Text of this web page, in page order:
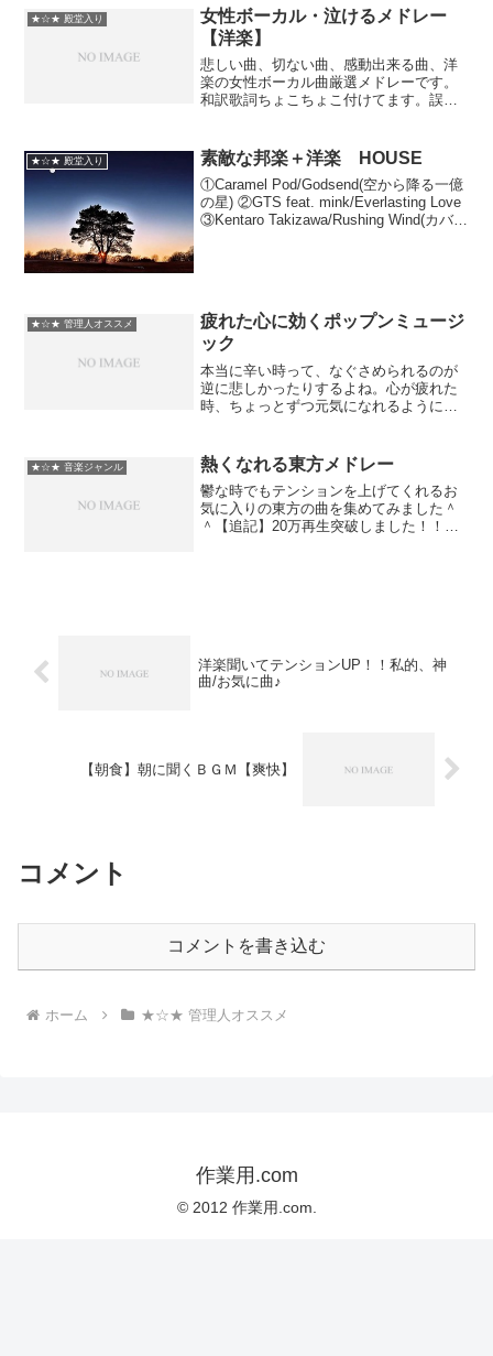
うぞ。Ｐ．Ｓ．歌...
★☆★ 殿堂入り
女性ボーカル・泣けるメドレー
【洋楽】
悲しい曲、切ない曲、感動出来る曲、洋
楽の女性ボーカル曲厳選メドレーです。
和訳歌詞ちょこちょこ付けてます。誤っ
スト≫01. A New Day Has Come /Celi...
★☆★ 殿堂入り 素敵な邦楽＋洋楽 HOUSE
①Caramel Pod/Godsend(空から降る一億
の星) ②GTS feat. mink/Everlasting Love
③Kentaro Takizawa/Rushing Wind(カバチ
★☆★ 管理人オススメ
疲れた心に効くポップンミュージ
ック
本当に辛い時って、なぐさめられるのが
逆に悲しかったりするよね。心が疲れた
時、ちょっとずつ元気になれるように。
けまくってます。●癒し系のCDみたいの
とは全然違うと思います...
★☆★ 音楽ジャンル 熱くなれる東方メドレー
鬱な時でもテンションを上げてくれるお
気に入りの東方の曲を集めてみました＾
＾【追記】20万再生突破しました！！再
洋楽聞いてテンションUP！！私的、神
曲/お気に曲♪
【朝食】朝に聞くＢＧＭ【爽快】
コメント
コメントを書き込む
ホーム ★☆★ 管理人オススメ
作業用.com
© 2012 作業用.com.